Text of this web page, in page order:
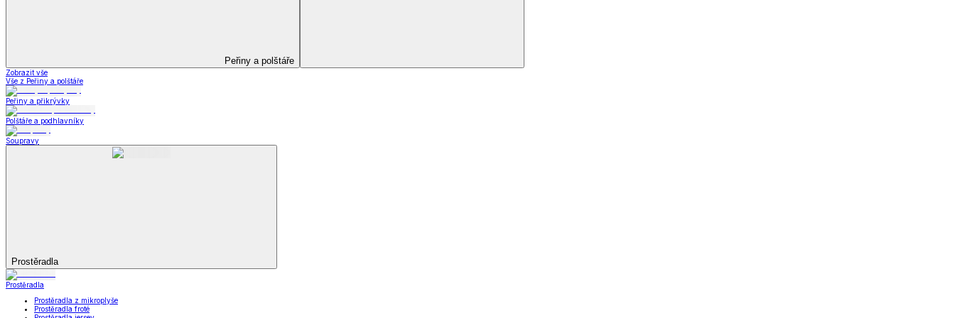
Koupelna
Koupelna
Ručníky a osušky
Koupelnové předložky
Zobrazit vše
Vše z Koupelna
Ručníky a osušky
Koupelnové předložky